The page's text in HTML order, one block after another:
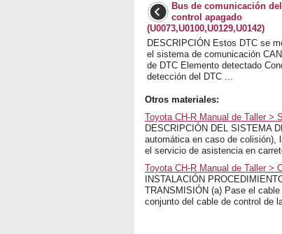
Bus de comunicación
control apagado
(U0073,U0100,U0129,U0142)
DESCRIPCIÓN Estos DTC se
el sistema de comunicación
de DTC Elemento detectado
detección del DTC ...
Otros materiales:
Toyota CH-R Manual de Taller >
DESCRIPCIÓN DEL SISTEMA
automática en caso de colisión),
el servicio de asistencia en
Toyota CH-R Manual de Taller >
INSTALACIÓN
TRANSMISIÓN (a) Pase el
conjunto del cable de control de